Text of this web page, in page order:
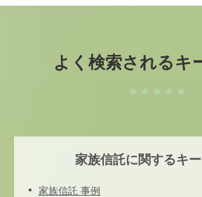
よく検索されるキ
家族信託に関するキ
家族信託 事例